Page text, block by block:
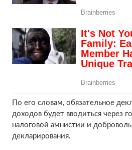
По его словам, обязательное
доходов будет вводиться через
налоговой амнистии и
декларирования.